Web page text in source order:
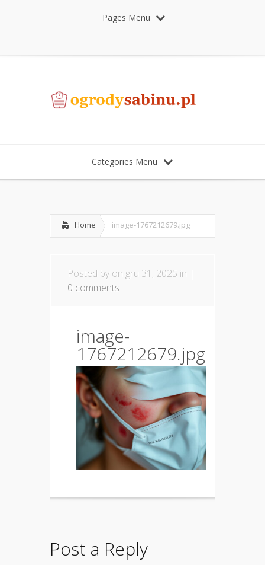
Pages Menu
Categories Menu
Home image-1767212679.jpg
Posted by on gru 31, 2025 in |
0 comments
image-
1767212679.jpg
Post a Reply